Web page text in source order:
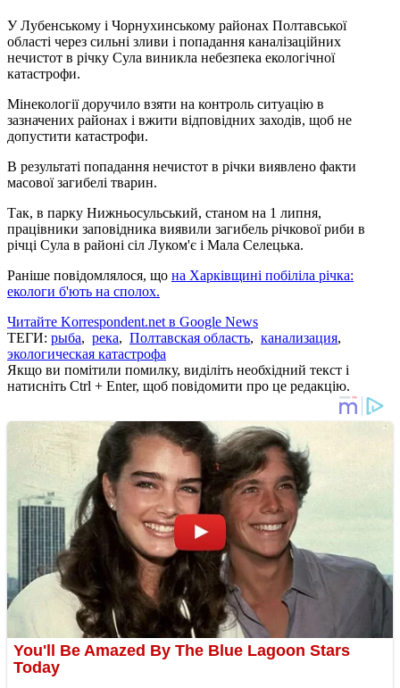
У Лубенському і Чорнухинському районах Полтавської
області через сильні зливи і попадання каналізаційних
нечистот в річку Сула виникла небезпека екологічної
катастрофи.
Мінекології доручило взяти на контроль ситуацію в
зазначених районах і вжити відповідних заходів, щоб не
допустити катастрофи.
В результаті попадання нечистот в річки виявлено факти
масової загибелі тварин.
Так, в парку Нижньосульський, станом на 1 липня,
працівники заповідника виявили загибель річкової риби в
річці Сула в районі сіл Луком'є і Мала Селецька.
Раніше повідомлялося, що на Харківщині побіліла річка:
екологи б'ють на сполох.
Читайте Korrespondent.net в Google News
ТЕГИ: рыба, река, Полтавская область, канализация,
экологическая катастрофа
Якщо ви помітили помилку, виділіть необхідний текст і
натисніть Ctrl + Enter, щоб повідомити про це редакцію.